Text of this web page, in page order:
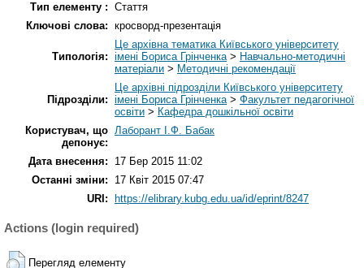
Тип елементу : Стаття
Ключові слова: кросворд-презентація
Типологія:
Це архівна тематика Київського університету
імені Бориса Грінченка> Навчально-методичні
матеріали > Методичні рекомендації
Підрозділи:
Це архівні підрозділи Київського університету
імені Бориса Грінченка> Факультет педагогічної
освіти > Кафедра дошкільної освіти
Користувач, що
депонує:
Лаборант І.Ф. Бабак
Дата внесення:
17 Бер 2015 11:02
Останні зміни:
17 Квіт 2015 07:47
URI:
https://elibrary.kubg.edu.ua/id/eprint/8247
Actions (login required)
Перегляд елементу